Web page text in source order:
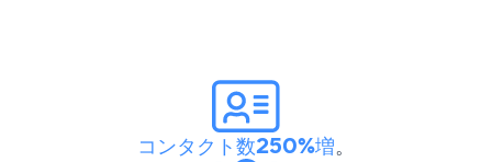
コンタクト数250%増。